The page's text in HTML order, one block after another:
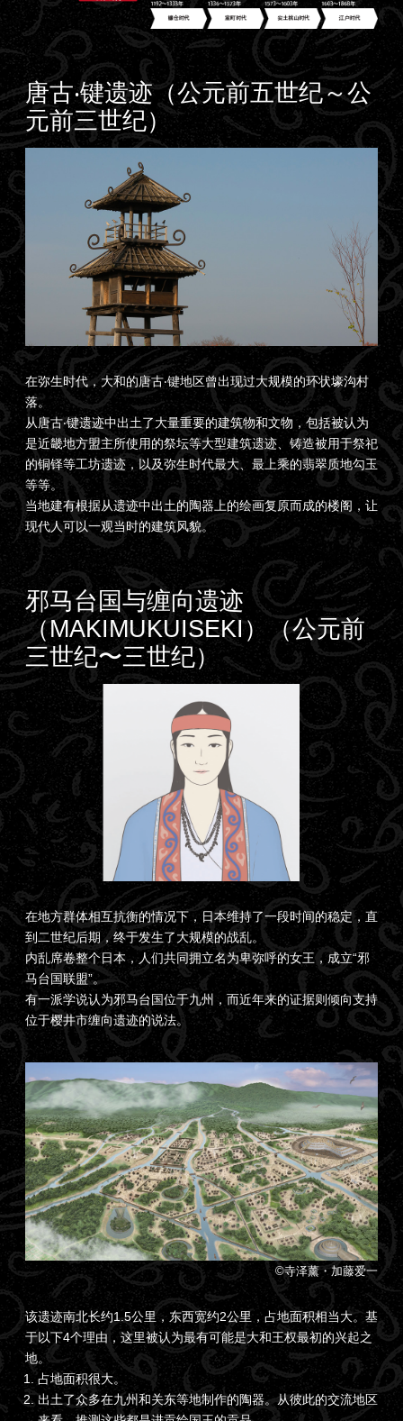
唐古‧键遗迹（公元前五世纪～公
元前三世纪）
在弥生时代，大和的唐古‧键地区曾出现过大规模的环状壕沟村
落。
从唐古‧键遗迹中出土了大量重要的建筑物和文物，包括被认为
是近畿地方盟主所使用的祭坛等大型建筑遗迹、铸造被用于祭祀
的铜铎等工坊遗迹，以及弥生时代最大、最上乘的翡翠质地勾玉
等等。
当地建有根据从遗迹中出土的陶器上的绘画复原而成的楼阁，让
现代人可以一观当时的建筑风貌。
邪马台国与缠向遗迹
（MAKIMUKUISEKI）（公元前
三世纪〜三世纪）
在地方群体相互抗衡的情况下，日本维持了一段时间的稳定，直
到二世纪后期，终于发生了大规模的战乱。
内乱席卷整个日本，人们共同拥立名为卑弥呼的女王，成立“邪
马台国联盟”。
有一派学说认为邪马台国位于九州，而近年来的证据则倾向支持
位于樱井市缠向遗迹的说法。
©寺泽薰・加藤爱一
该遗迹南北长约1.5公里，东西宽约2公里，占地面积相当大。基
于以下4个理由，这里被认为最有可能是大和王权最初的兴起之
地。
占地面积很大。
出土了众多在九州和关东等地制作的陶器。从彼此的交流地区